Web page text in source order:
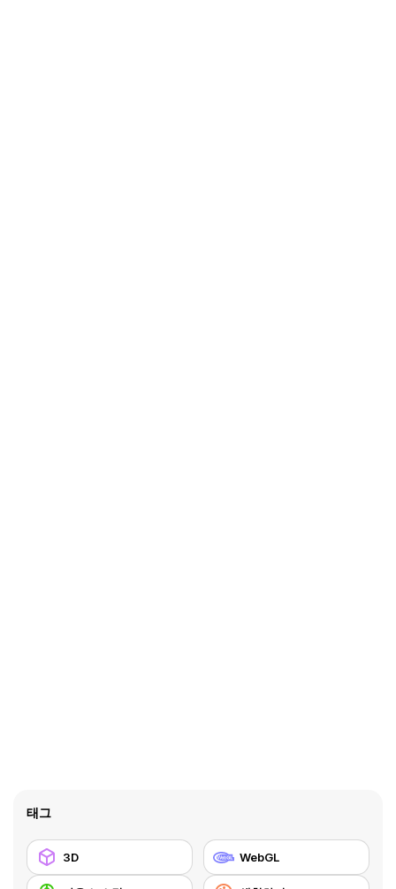
태그
3D WebGL